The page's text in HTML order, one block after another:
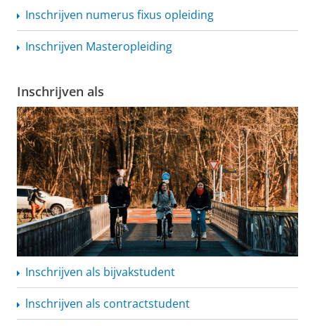
Inschrijven numerus fixus opleiding
Inschrijven Masteropleiding
Inschrijven als
Inschrijven als bijvakstudent
lnschrijven als contractstudent